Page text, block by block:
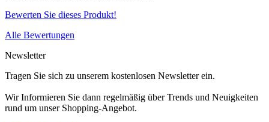
Bewerten Sie dieses Produkt!
Alle Bewertungen
Newsletter
Tragen Sie sich zu unserem kostenlosen Newsletter ein.
Wir Informieren Sie dann regelmäßig über Trends und Neuigkeiten
rund um unser Shopping-Angebot.